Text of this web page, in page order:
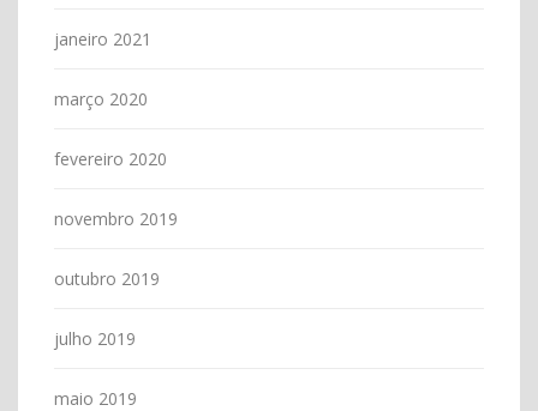
janeiro 2021
março 2020
fevereiro 2020
novembro 2019
outubro 2019
julho 2019
maio 2019